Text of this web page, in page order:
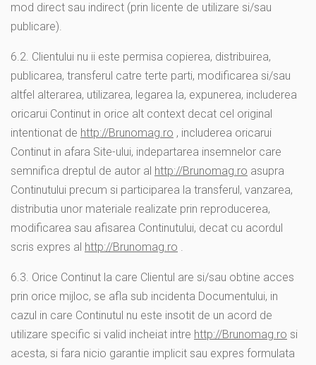
mod direct sau indirect (prin licente de utilizare si/sau
publicare).
6.2. Clientului nu ii este permisa copierea, distribuirea,
publicarea, transferul catre terte parti, modificarea si/sau
altfel alterarea, utilizarea, legarea la, expunerea, includerea
oricarui Continut in orice alt context decat cel original
intentionat de http://Brunomag.ro , includerea oricarui
Continut in afara Site-ului, indepartarea insemnelor care
semnifica dreptul de autor al http://Brunomag.ro asupra
Continutului precum si participarea la transferul, vanzarea,
distributia unor materiale realizate prin reproducerea,
modificarea sau afisarea Continutului, decat cu acordul
scris expres al http://Brunomag.ro .
6.3. Orice Continut la care Clientul are si/sau obtine acces
prin orice mijloc, se afla sub incidenta Documentului, in
cazul in care Continutul nu este insotit de un acord de
utilizare specific si valid incheiat intre http://Brunomag.ro si
acesta, si fara nicio garantie implicit sau expres formulata